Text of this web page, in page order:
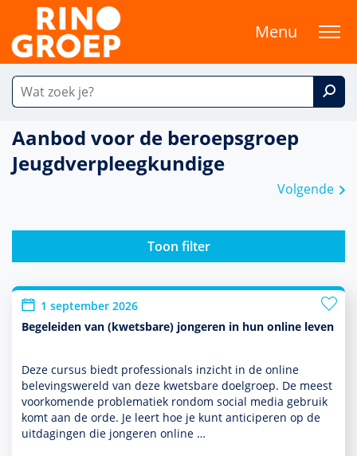
Menu
Aanbod voor de beroepsgroep
Jeugdverpleegkundige
Volgende
Toon filter
1 september 2026
Begeleiden van (kwetsbare) jongeren in hun online leven
Deze cursus biedt professionals inzicht in de online
belevingswereld van deze kwetsbare doel­groep. De meest
voor­komende proble­ma­tiek ron­dom social media gebruik
komt aan de orde. Je leert hoe je kunt anticiperen op de
uitdagingen die jongeren online …